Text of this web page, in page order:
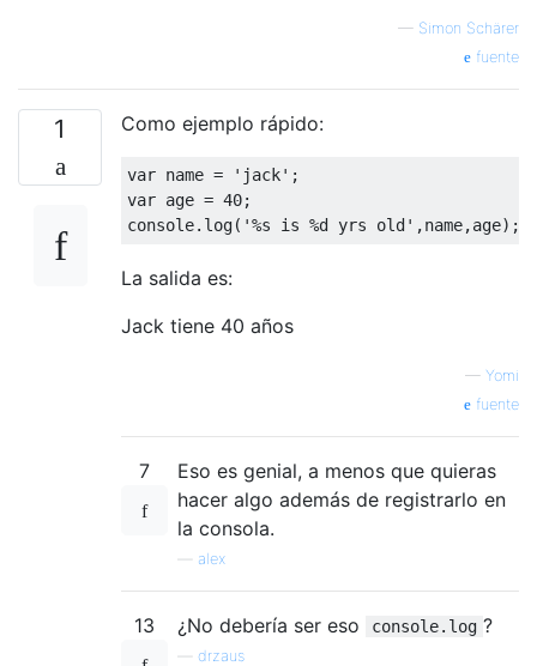
— Simon Schärer
fuente
1 Como ejemplo rápido:
var name = 'jack'
var age = 40
console.log( '%s is %d yrs old'
La salida es:
Jack tiene 40 años
— Yomi
fuente
7
Eso es genial, a menos que quieras
hacer algo además de registrarlo en
la consola.
alex
13 ¿No debería ser eso console.log ?
drzaus